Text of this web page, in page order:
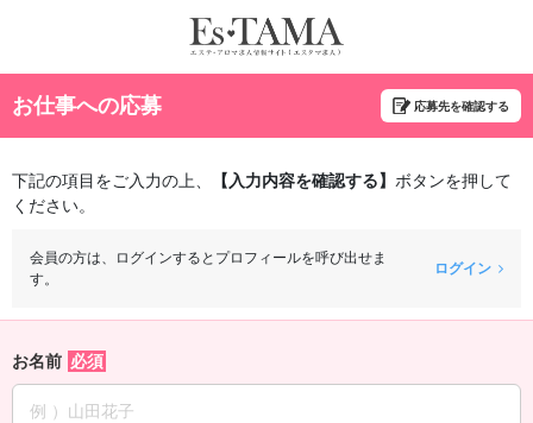
お仕事への応募 応募先を確認する
下記の項目をご入力の上、 【入力内容を確認する】 ボタンを押して
ください。
会員の方は、ログインするとプロフィールを呼び出せま
す。
ログイン
お名前